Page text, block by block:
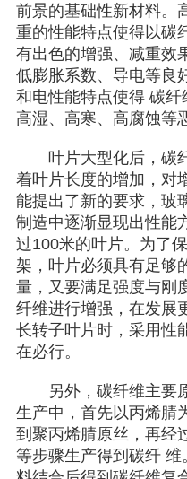
前景的基础性新材料。
重的性能特点使得以碳
有出色的增强、减重效
低膨胀系数、导电等良
和电性能特点使得 碳纤
高湿、高寒、高腐蚀等
叶片大型化后，碳
着叶片长度的增加，对
能提出了新的要求，玻
制造中逐渐显现出性能
过100米的叶片。为了
架，叶片必须具有足够
量，又要满足强度与刚
纤维进行增强，在发展
长转子叶片时，采用性
在必行。
另外，碳纤维主要
生产中，首先以丙烯腈
到聚丙烯腈原丝，再经
等步骤生产得到碳纤